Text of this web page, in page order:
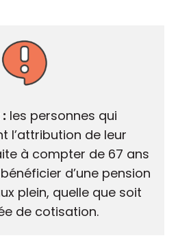
les personnes qui
l’attribution de leur
à compter de 67 ans
d’une pension
plein, quelle que soit
de cotisation.